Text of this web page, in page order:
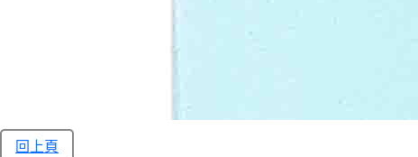
回上頁